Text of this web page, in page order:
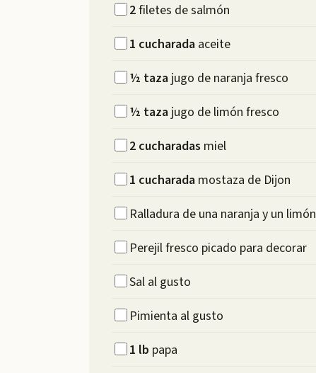
2filetes de salmón
1 cucharada aceite
½ taza jugo de naranja fresco
½ taza jugo de limón fresco
2 cucharadas miel
1 cucharada mostaza de Dijon
Ralladura de una naranja y un limón
Perejil fresco picado para decorar
Sal al gusto
Pimienta al gusto
1 lb papa